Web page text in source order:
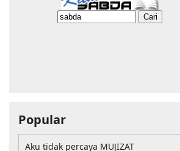
Popular
Aku tidak percaya MUJIZAT